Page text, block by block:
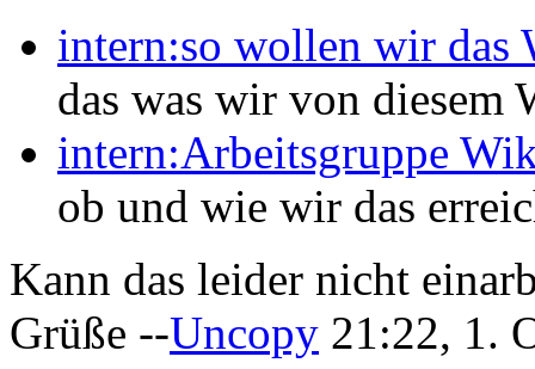
intern:so wollen wir das
das was wir von diesem
intern:Arbeitsgruppe
ob und wie wir das
Kann das leider nicht
Grüße --Uncopy 21:22, 1.